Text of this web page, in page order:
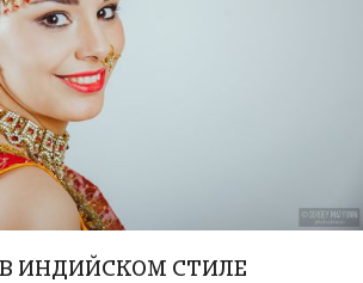
ИНДИЙСКОМ СТИЛЕ